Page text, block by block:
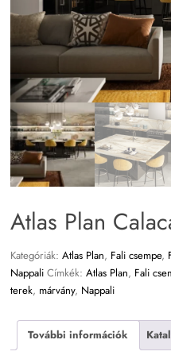
Atlas Plan
Kategóriák:Atlas Plan, Fali csempe,
Nappali Címkék:Atlas Plan, Fali
terek, márvány, Nappali
További információk